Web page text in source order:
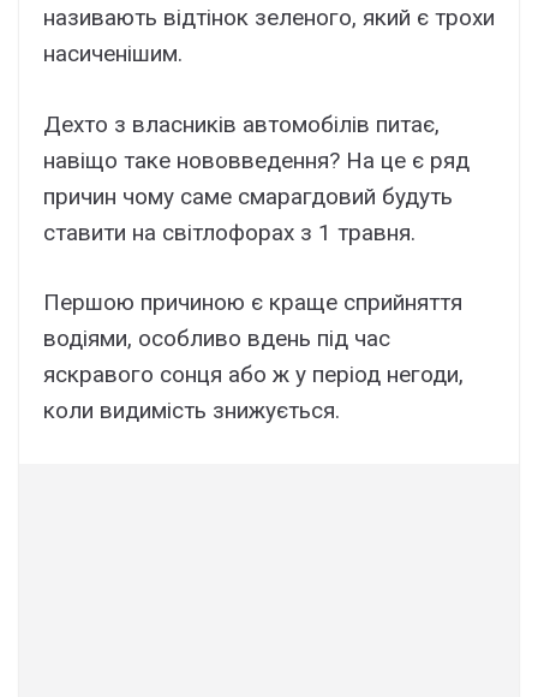
називають відтінок зеленого, який є трохи
насиченішим.
Дехто з власників автомобілів питає,
навіщо таке нововведення? На це є ряд
причин чому саме смарагдовий будуть
ставити на світлофорах з 1 травня.
Першою причиною є краще сприйняття
водіями, особливо вдень під час
яскравого сонця або ж у період негоди,
коли видимість знижується.